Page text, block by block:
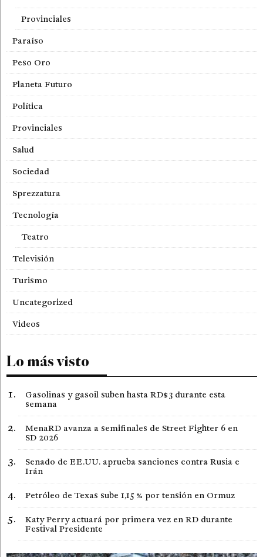
Provinciales
Paraíso
Peso Oro
Planeta Futuro
Política
Provinciales
Salud
Sociedad
Sprezzatura
Tecnología
Teatro
Televisión
Turismo
Uncategorized
Videos
Lo más visto
Gasolinas y gasoil suben hasta RD$3 durante esta
semana
MenaRD avanza a semifinales de Street Fighter 6 en
SD 2026
Senado de EE.UU. aprueba sanciones contra Rusia e
Irán
Petróleo de Texas sube 1,15 % por tensión en Ormuz
Katy Perry actuará por primera vez en RD durante
Festival Presidente